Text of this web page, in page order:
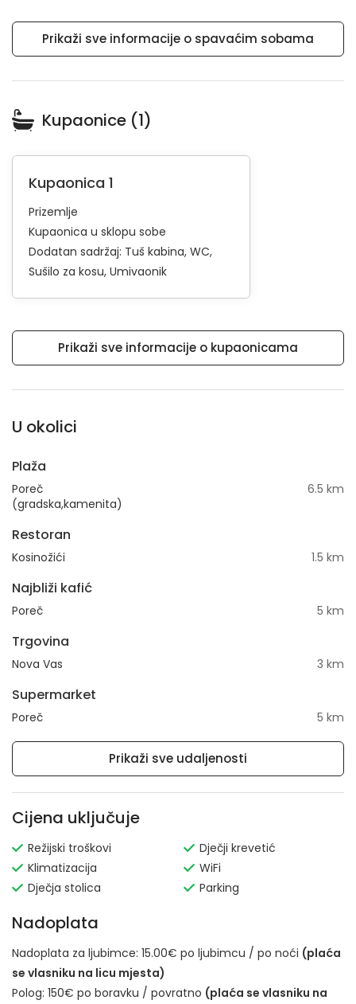
Prikaži sve informacije o spavaćim sobama
Kupaonice (1)
Kupaonica 1
Prizemlje
Kupaonica u sklopu sobe
Dodatan sadržaj: Tuš kabina WC
Sušilo za kosu Umivaonik
Prikaži sve informacije o kupaonicama
U okolici
Plaža
Poreč
(gradska,kamenita)
6.5 km
Restoran
Kosinožići 1.5 km
Najbliži kafić
Poreč 5 km
Trgovina
Nova Vas 3 km
Supermarket
Poreč 5 km
Prikaži sve udaljenosti
Cijena uključuje
Režijski troškovi
Klimatizacija
Dječja stolica
Dječji krevetić
WiFi
Parking
Nadoplata
Nadoplata za ljubimce: 15.00€ po ljubimcu / po noći (plaća
se vlasniku na licu mjesta)
Polog: 150€ po boravku / povratno (plaća se vlasniku na